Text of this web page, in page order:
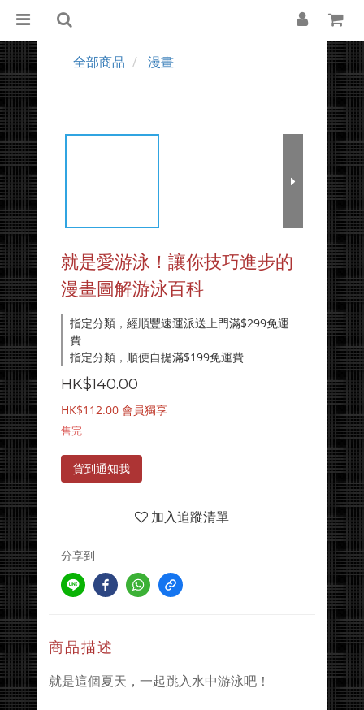
全部商品 漫畫
就是愛游泳！讓你技巧進步的
漫畫圖解游泳百科
指定分類，經順豐速運派送上門滿$299免運
費
指定分類，順便自提滿$199免運費
HK$140.00
HK$112.00 會員獨享
售完
貨到通知我
加入追蹤清單
分享到
商品描述
就是這個夏天，一起跳入水中游泳吧！